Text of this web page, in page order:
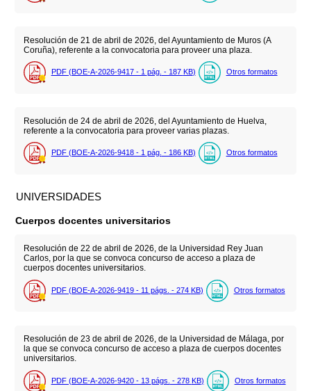
Resolución de 21 de abril de 2026, del Ayuntamiento de Muros (A
Coruña), referente a la convocatoria para proveer una plaza.
PDF (BOE-A-2026-9417 - 1 pág. - 187 KB) Otros formatos
Resolución de 24 de abril de 2026, del Ayuntamiento de Huelva,
referente a la convocatoria para proveer varias plazas.
PDF (BOE-A-2026-9418 - 1 pág. - 186 KB) Otros formatos
UNIVERSIDADES
Cuerpos docentes universitarios
Resolución de 22 de abril de 2026, de la Universidad Rey Juan
Carlos, por la que se convoca concurso de acceso a plaza de
cuerpos docentes universitarios.
PDF (BOE-A-2026-9419 - 11 págs. - 274 KB) Otros formatos
Resolución de 23 de abril de 2026, de la Universidad de Málaga, por
la que se convoca concurso de acceso a plaza de cuerpos docentes
universitarios.
PDF (BOE-A-2026-9420 - 13 págs. - 278 KB) Otros formatos